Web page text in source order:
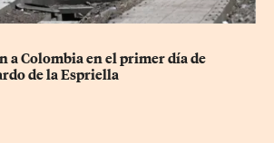
a Colombia en el primer día de
de la Espriella